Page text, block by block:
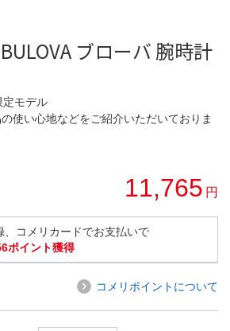
ブローバ 腕時計
モデル
使い心地などをご紹介いただいておりま
11,765 円
、コメリカードでお支払いで
ポイント獲得
コメリポイントについて